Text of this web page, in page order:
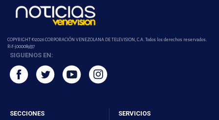
COPYRIGHT ©2026 CORPORACIÓN VENEZOLANA DE TELEVISION, C.A. Todos los derechos reservados.
Rif-j000089337
SIGUENOS EN:
SECCIONES SERVICIOS